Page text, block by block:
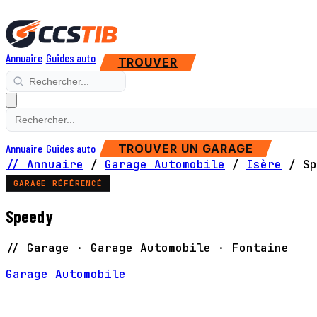
Annuaire Guides auto TROUVER
Annuaire Guides auto TROUVER UN GARAGE
// Annuaire / Garage Automobile / Isère /
GARAGE RÉFÉRENCÉ
Speedy
// Garage · Garage Automobile · Fontaine
Garage Automobile